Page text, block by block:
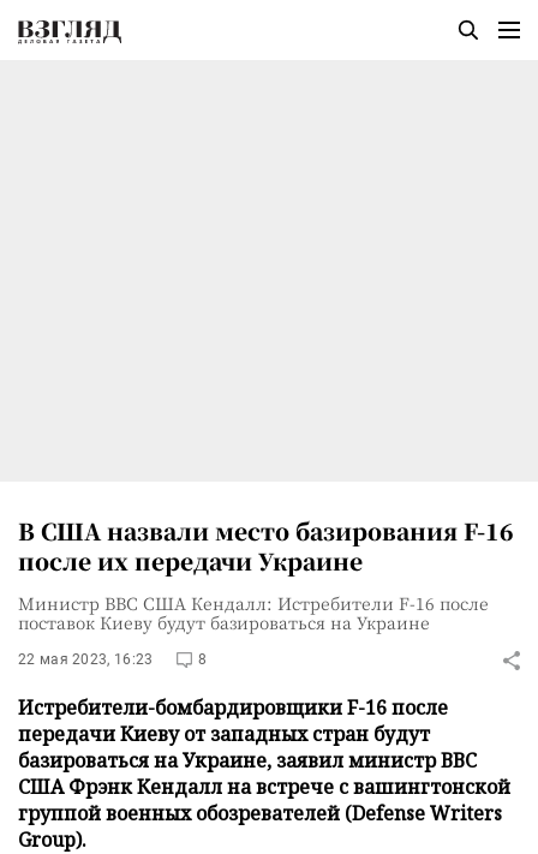
В США назвали место базирования F-16
после их передачи Украине
Министр ВВС США Кендалл: Истребители F-16 после
поставок Киеву будут базироваться на Украине
22 мая 2023, 16:23 8
Истребители-бомбардировщики F-16 после
передачи Киеву от западных стран будут
базироваться на Украине, заявил министр ВВС
США Фрэнк Кендалл на встрече с вашингтонской
группой военных обозревателей (Defense Writers
Group).